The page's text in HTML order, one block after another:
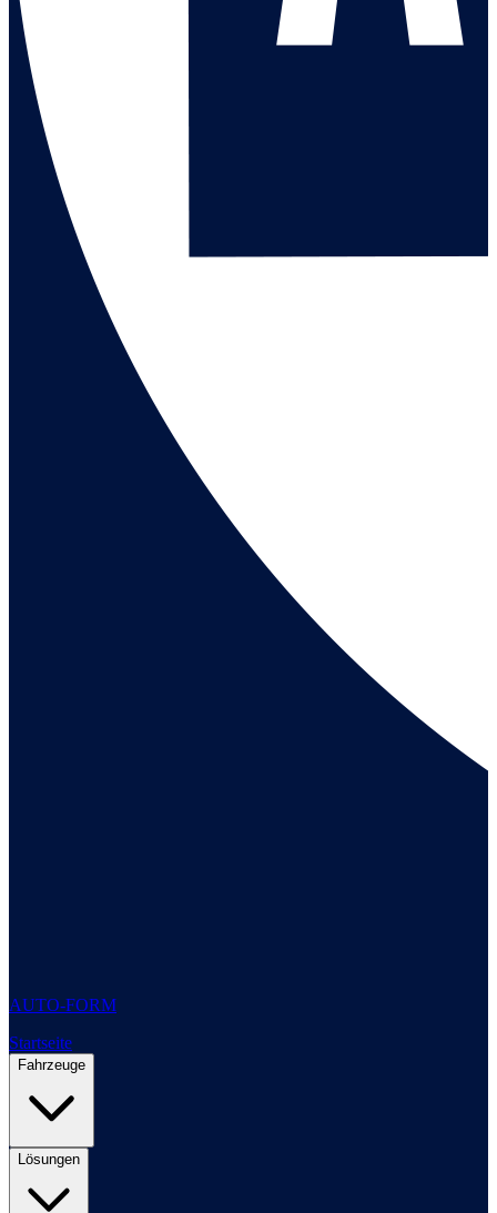
AUTO-FORM
Startseite
Fahrzeuge
Lösungen